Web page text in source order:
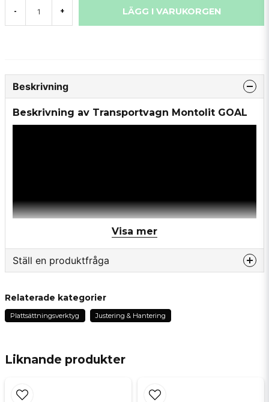
- + LÄGG I VARUKORGEN
Liknande produkter
Beskrivning
Beskrivning av Transportvagn Montolit GOAL
Visa mer
Ställ en produktfråga
Fråga oss något om denna produkten...
Namn
email
Relaterade kategorier
Plattsättningsverktyg Justering & Hantering